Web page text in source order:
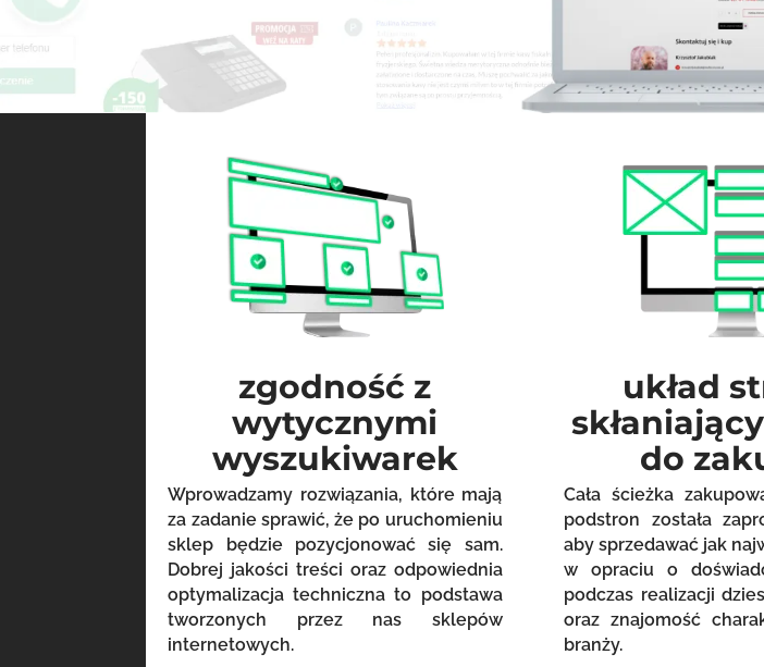
zgodność z
wytycznymi
wyszukiwarek
Wprowadzamy rozwiązania, które mają
za zadanie sprawić, że po uruchomieniu
sklep będzie pozycjonować się sam.
Dobrej jakości treści oraz odpowiednia
optymalizacja techniczna to podstawa
tworzonych przez nas sklepów
internetowych.
układ
do
Cała ścieżka
podstron została
aby sprzedawać jak
w opraciu o
podczas realizacji
oraz znajomość
branży.